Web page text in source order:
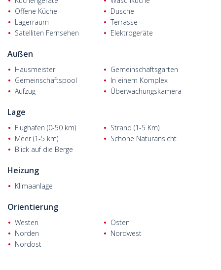
Antalya ist 38 km, der Flughafen Antalya 32 km, das Land der
Legenden 7,5 km, der öffentliche Strand von Belek 3 km und
Golfplätze 2,5 km entfernt.
Offene Küche
Dusche
Lagerraum
Terrasse
Satelliten Fernsehen
Elektrogeräte
Außen
Hausmeister
Gemeinschaftsgarten
Gemeinschaftspool
In einem Komplex
Aufzug
Überwachungskamera
Lage
Flughafen (0-50 km)
Strand (1-5 Km)
Meer (1-5 km)
Schöne Naturansicht
Blick auf die Berge
Heizung
Klimaanlage
Orientierung
Westen
Osten
Norden
Nordwest
Nordost